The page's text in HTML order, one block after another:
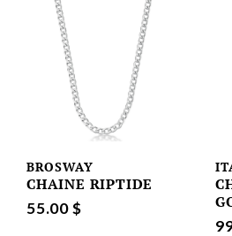
BROSWAY
CHAINE RIPTIDE
55.00 $